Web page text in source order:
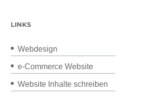
LINKS
Webdesign
e-Commerce Website
Website Inhalte schreiben